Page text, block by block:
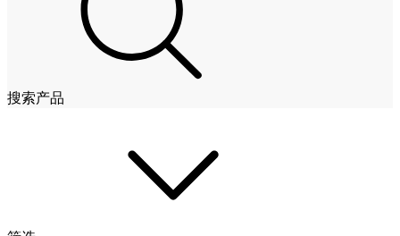
搜索产品